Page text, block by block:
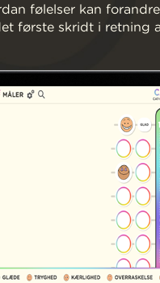
følelser kan
første skridt i retning